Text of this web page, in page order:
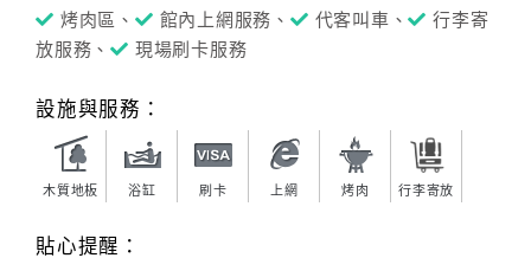
烤肉區、 館內上網服務、 代客叫車、
行李寄
放服務、
現場刷卡服務
設施與服務：
木質地板 浴缸 刷卡 上網 烤肉 行李寄放
貼心提醒：